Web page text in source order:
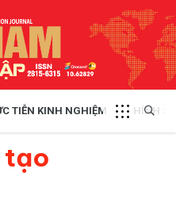
TIỄN KINH NGHIỆM CHÍNH
tạo